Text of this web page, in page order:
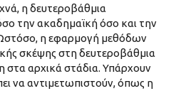
η δευτεροβάθμια
την ακαδημαϊκή όσο και την
η εφαρμογή μεθόδων
σκέψης στη δευτεροβάθμια
στα αρχικά στάδια. Υπάρχουν
να αντιμετωπιστούν, όπως η